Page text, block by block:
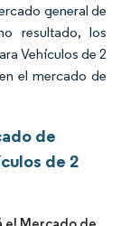
general de
resultado, los
Vehículos de 2
el mercado de
de
de 2